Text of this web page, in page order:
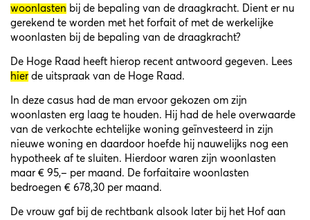
woonlasten bij de bepaling van de draagkracht. Dient er nu
gerekend te worden met het forfait of met de werkelijke
woonlasten bij de bepaling van de draagkracht?
De Hoge Raad heeft hierop recent antwoord gegeven. Lees
hier de uitspraak van de Hoge Raad.
In deze casus had de man ervoor gekozen om zijn
woonlasten erg laag te houden. Hij had de hele overwaarde
van de verkochte echtelijke woning geïnvesteerd in zijn
nieuwe woning en daardoor hoefde hij nauwelijks nog een
hypotheek af te sluiten. Hierdoor waren zijn woonlasten
maar € 95,– per maand. De forfaitaire woonlasten
bedroegen € 678,30 per maand.
De vrouw gaf bij de rechtbank alsook later bij het Hof aan